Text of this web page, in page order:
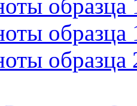
образца